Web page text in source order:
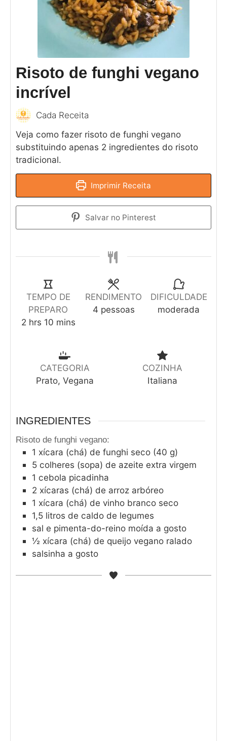
Risoto de funghi vegano
incrível
Cada Receita
Veja como fazer risoto de funghi vegano
substituindo apenas 2 ingredientes do risoto
tradicional.
Imprimir Receita
Salvar no Pinterest
TEMPO DE
PREPARO
2 hrs 10 mins
RENDIMENTO
4 pessoas
DIFICULDADE
moderada
CATEGORIA
Prato, Vegana
COZINHA
Italiana
INGREDIENTES
Risoto de funghi vegano:
1 xícara (chá) de funghi seco (40 g)
5 colheres (sopa) de azeite extra virgem
1 cebola picadinha
2 xícaras (chá) de arroz arbóreo
1 xícara (chá) de vinho branco seco
1,5 litros de caldo de legumes
sal e pimenta-do-reino moída a gosto
½ xícara (chá) de queijo vegano ralado
salsinha a gosto